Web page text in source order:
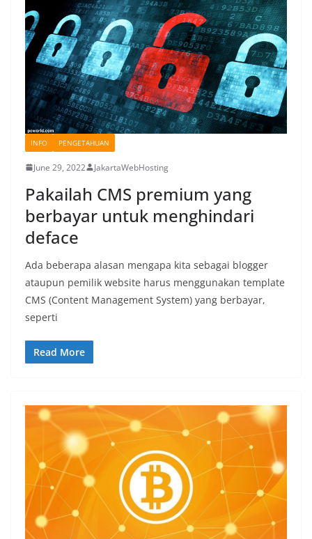
INFO PENGETAHUAN
June 29, 2022 JakartaWebHosting
Pakailah CMS premium yang
berbayar untuk menghindari
deface
Ada beberapa alasan mengapa kita sebagai blogger
ataupun pemilik website harus menggunakan template
CMS (Content Management System) yang berbayar,
seperti
Read More